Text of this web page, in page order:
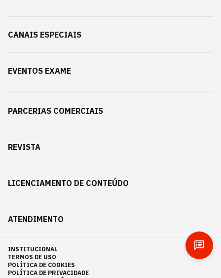
CANAIS ESPECIAIS
EVENTOS EXAME
PARCERIAS COMERCIAIS
REVISTA
LICENCIAMENTO DE CONTEÚDO
ATENDIMENTO
INSTITUCIONAL
TERMOS DE USO
POLÍTICA DE COOKIES
POLÍTICA DE PRIVACIDADE